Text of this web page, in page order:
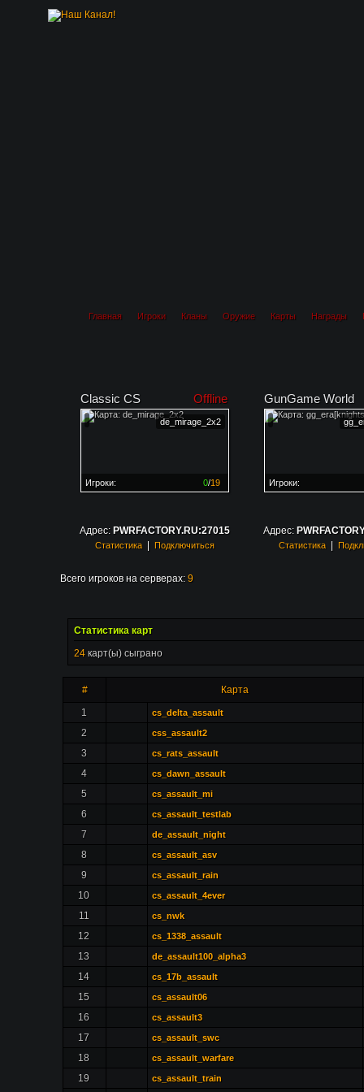
Главная Игроки Кланы Оружие Карты Награды
Classic CS Offline
de_mirage_2x2
0/19
Игроки:
GunGame World
Игроки:
Адрес: PWRFACTORY.RU:27015
Статистика| Подключиться
Адрес:
Статистика|
Всего игроков на серверах: 9
Статистика карт
24 карт(ы) сыграно
#
Карта
1
cs_delta_assault
2 css_assault2
3 cs_rats_assault
4 cs_dawn_assault
5 cs_assault_mi
6 cs_assault_testlab
7 de_assault_night
8 cs_assault_asv
9 cs_assault_rain
10 cs_assault_4ever
11 cs_nwk
12 cs_1338_assault
13 de_assault100_alpha3
14 cs_17b_assault
15 cs_assault06
16 cs_assault3
17 cs_assault_swc
18 cs_assault_warfare
19 cs_assault_train